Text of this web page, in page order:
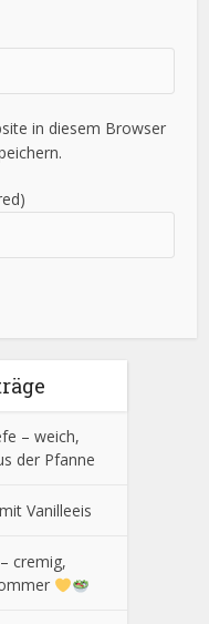
in diesem Browser
– weich,
der Pfanne
Vanilleeis
cremig,